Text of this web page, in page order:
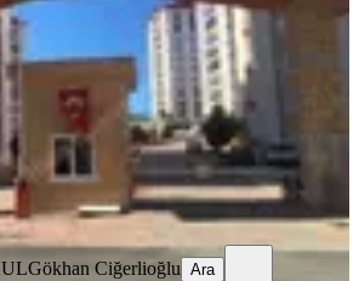
Boğaziçi Mahallesi
250 m²·11. Kat 05.08.2026
₺
Gökhan Ciğerlioğlu
Gökhan Ciğerlioğlu Ara